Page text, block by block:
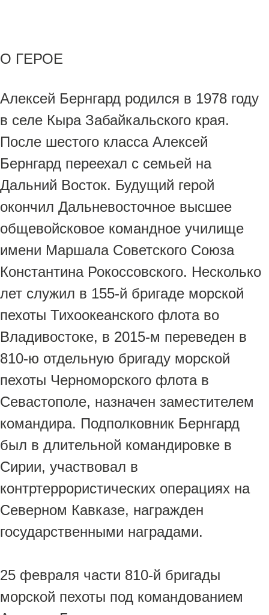
О ГЕРОЕ
Алексей Бернгард родился в 1978 году
в селе Кыра Забайкальского края.
После шестого класса Алексей
Бернгард переехал с семьей на
Дальний Восток. Будущий герой
окончил Дальневосточное высшее
общевойсковое командное училище
имени Маршала Советского Союза
Константина Рокоссовского. Несколько
лет служил в 155-й бригаде морской
пехоты Тихоокеанского флота во
Владивостоке, в 2015-м переведен в
810-ю отдельную бригаду морской
пехоты Черноморского флота в
Севастополе, назначен заместителем
командира. Подполковник Бернгард
был в длительной командировке в
Сирии, участвовал в
контртеррористических операциях на
Северном Кавказе, награжден
государственными наградами.
25 февраля части 810-й бригады
морской пехоты под командованием